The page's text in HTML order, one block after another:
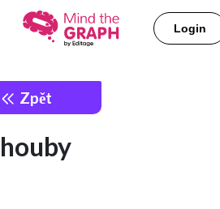
Login
Zpět
houby